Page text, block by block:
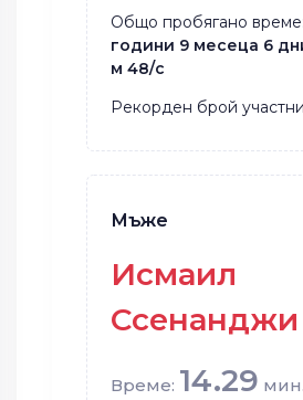
Общо пробягано време:
години 9 месеца 6
м 48/с
Рекорден брой
Мъже
Исмаил
Ссенанджи
Време: 14.29 мин.